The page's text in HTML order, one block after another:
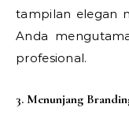
tampilan elegan
Anda
profesional.
3. Menunjang